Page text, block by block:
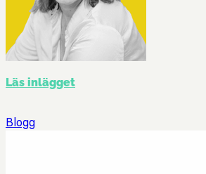
Läs inlägget
Blogg